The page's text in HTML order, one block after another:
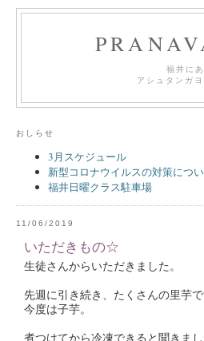
福井に
アシュタンガ
おしらせ
3月スケジュール
新型コロナウイルスの対策につ
福井日曜クラス駐車場
11/06/2019
いただきもの☆
生徒さんからいただきました。
先週に引き続き、たくさんの里芋で
今度は子芋。
煮つけてから冷凍できると聞きまし